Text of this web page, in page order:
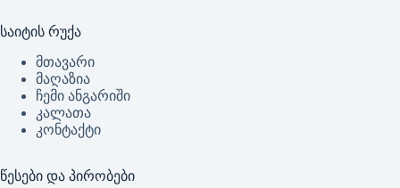
საიტის რუქა
მთავარი
მაღაზია
ჩემი ანგარიში
კალათა
კონტაქტი
წესები და პირობები